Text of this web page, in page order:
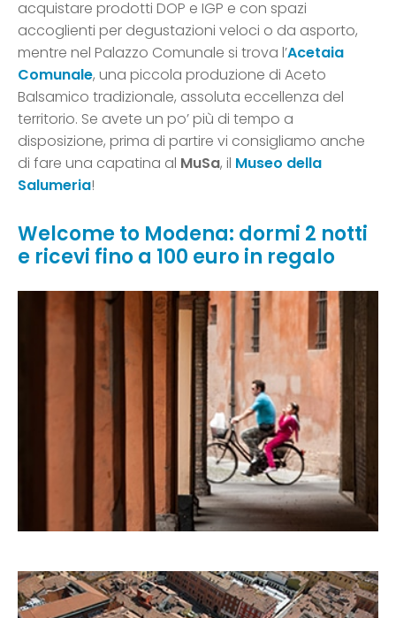
acquistare prodotti DOP e IGP e con spazi
accoglienti per degustazioni veloci o da asporto,
mentre nel Palazzo Comunale si trova l’Acetaia
Comunale, una piccola produzione di Aceto
Balsamico tradizionale, assoluta eccellenza del
territorio. Se avete un po’ più di tempo a
disposizione, prima di partire vi consigliamo anche
di fare una capatina al MuSa, il Museo della
Salumeria!
Welcome to Modena: dormi 2 notti
e ricevi fino a 100 euro in regalo